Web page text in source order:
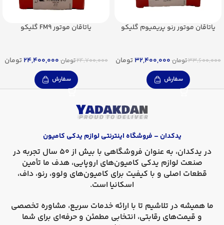
یاتاقان موتور رنو پریمیوم گلیکو
33,600,000تومان32,400,000 تومان
سفارش
یاتاقان موتور FM9 گلیکو
24,700,000تومان24,400,000 تومان
سفارش
یدکدان – فروشگاه اینترنتی لوازم یدکی کامیون
در یدکدان
، به عنوان فروشگاهی با بیش از 50 سال تجربه در
صنعت لوازم یدکی کامیون‌های اروپایی، هدف ما تأمین
قطعات اصلی و با کیفیت برای کامیون‌های ولوو، رنو، داف،
اسکانیا است.
ما همیشه در تلاشیم تا با ارائه خدمات سریع، مشاوره تخصصی
و قیمت‌های رقابتی، انتخابی مطمئن و حرفه‌ای برای شما